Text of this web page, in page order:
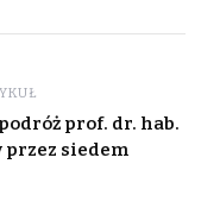
prof. dr. hab.
siedem